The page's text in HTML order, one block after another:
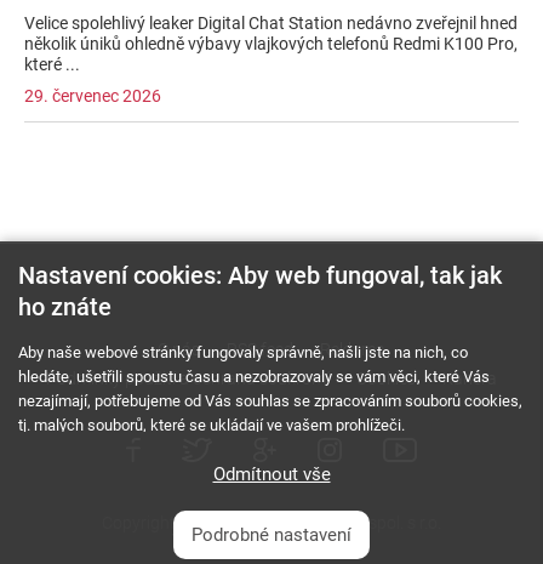
Velice spolehlivý leaker Digital Chat Station nedávno zveřejnil hned
několik úniků ohledně výbavy vlajkových telefonů Redmi K100 Pro,
které ...
29. červenec 2026
O nás RSS feed
Reklama
Podmínky použití a ochrana soukromí
Cookies Kariéra
Copyright © 2000 - 2026 NetComp, spol. s r.o.
Všechna práva vyhrazena.
Nastavení cookies: Aby web fungoval, tak jak
ho znáte
Aby naše webové stránky fungovaly správně, našli jste na nich, co
hledáte, ušetřili spoustu času a nezobrazovaly se vám věci, které Vás
nezajímají, potřebujeme od Vás souhlas se zpracováním souborů cookies,
tj. malých souborů, které se ukládají ve vašem prohlížeči.
Odmítnout vše
Podrobné nastavení